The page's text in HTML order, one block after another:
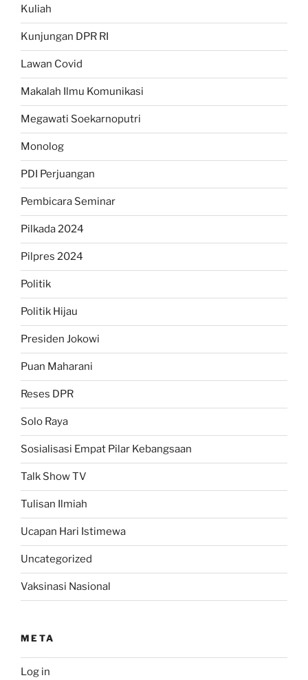
Kuliah
Kunjungan DPR RI
Lawan Covid
Makalah Ilmu Komunikasi
Megawati Soekarnoputri
Monolog
PDI Perjuangan
Pembicara Seminar
Pilkada 2024
Pilpres 2024
Politik
Politik Hijau
Presiden Jokowi
Puan Maharani
Reses DPR
Solo Raya
Sosialisasi Empat Pilar Kebangsaan
Talk Show TV
Tulisan Ilmiah
Ucapan Hari Istimewa
Uncategorized
Vaksinasi Nasional
META
Log in